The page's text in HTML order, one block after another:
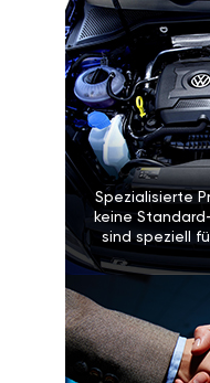
Spezialisierte
keine
sind speziell